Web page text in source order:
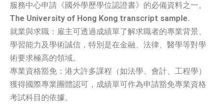
服務中心申請《國外學歷學位認證書》的必備資料之一。
The University of Hong Kong transcript sample.
就業與求職：雇主可透過成績單了解求職者的專業背景、
學習能力及學術誠信，特別是在金融、法律、醫學等對學
術要求極高的領域。
專業資格豁免：港大許多課程（如法學、會計、工程學）
獲得國際專業團體認可，成績單可作為申請豁免專業資格
考試科目的依據。